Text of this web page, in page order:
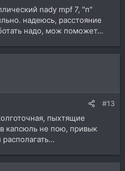
nady mpf 7, "п"
надеюсь, расстояние
надо, мож поможет...
#13
пыхтящие
капсюль не пою, привык